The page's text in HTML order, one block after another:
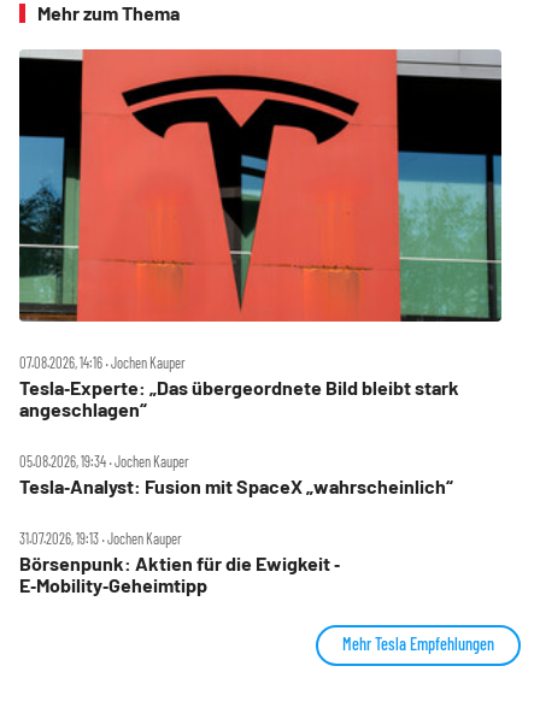
Mehr zum Thema
07.08.2026, 14:16 ‧ Jochen Kauper
Tesla‑Experte: „Das übergeordnete Bild bleibt stark
angeschlagen“
05.08.2026, 19:34 ‧ Jochen Kauper
Tesla‑Analyst: Fusion mit SpaceX „wahrscheinlich“
31.07.2026, 19:13 ‧ Jochen Kauper
Börsenpunk: Aktien für die Ewigkeit ‑
E‑Mobility‑Geheimtipp
Mehr Tesla Empfehlungen